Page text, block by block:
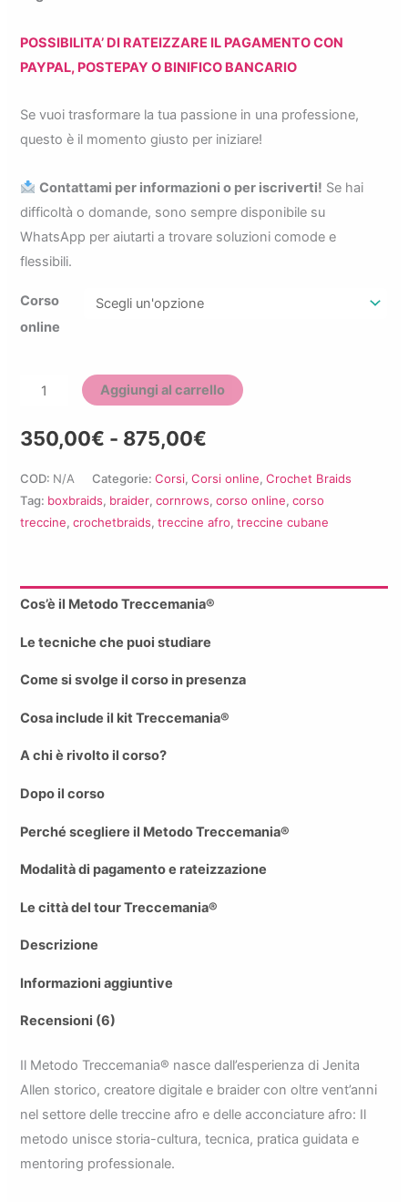
POSSIBILITA’ DI RATEIZZARE IL PAGAMENTO CON
PAYPAL, POSTEPAY O BINIFICO BANCARIO
Se vuoi trasformare la tua passione in una professione,
questo è il momento giusto per iniziare!
Contattami per informazioni o per iscriverti! Se hai
difficoltà o domande, sono sempre disponibile su
WhatsApp per aiutarti a trovare soluzioni comode e
flessibili.
Corso
online
Corso
afro
quantità
Aggiungi al carrello
350,00€ - 875,00€
di
prezzo:
350,00€
COD: N/A Categorie:Corsi,Corsi online,Crochet Braids
Tag: boxbraids, braider,cornrows,corso online,corso
treccine,crochetbraids,treccine afro,treccine cubane
Cos’è il Metodo Treccemania®
Le tecniche che puoi studiare
Come si svolge il corso in presenza
Cosa include il kit Treccemania®️
A chi è rivolto il corso?
Dopo il corso
Perché scegliere il Metodo Treccemania®
Modalità di pagamento e rateizzazione
Le città del tour Treccemania®
Descrizione
Informazioni aggiuntive
Recensioni (6)
Il Metodo Treccemania® nasce dall’esperienza di Jenita
Allen storico, creatore digitale e braider con oltre vent’anni
nel settore delle treccine afro e delle acconciature afro: Il
metodo unisce storia-cultura, tecnica, pratica guidata e
mentoring professionale.